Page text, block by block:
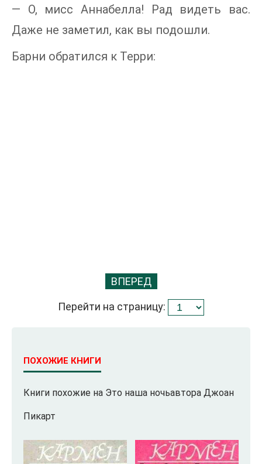
— О, мисс Аннабелла! Рад видеть вас.
Даже не заметил, как вы подошли.
Барни обратился к Терри:
ВПЕРЕД
Перейти на страницу:
ПОХОЖИЕ КНИГИ
Книги похожие на Это наша ночьавтора Джоан
Пикарт